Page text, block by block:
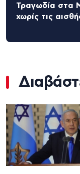
Τραγωδία στα
χωρίς τις